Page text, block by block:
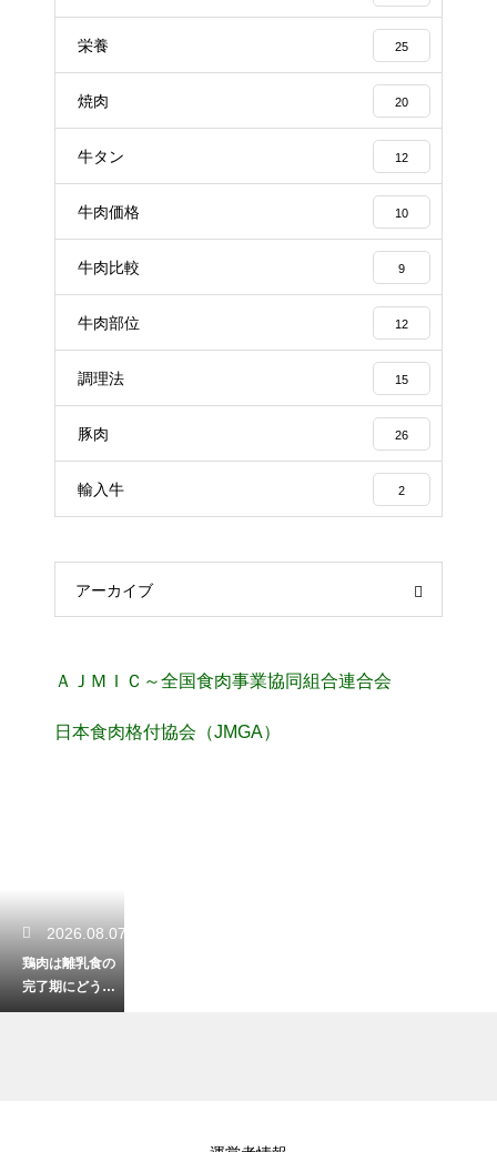
栄養 25
焼肉 20
牛タン 12
牛肉価格 10
牛肉比較 9
牛肉部位 12
調理法 15
豚肉 26
輸入牛 2
アーカイブ
ＡＪＭＩＣ～全国食肉事業協同組合連合会
日本食肉格付協会（JMGA）
2026.08.07
鶏肉は離乳食の
完了期にどう調
理する？安全で